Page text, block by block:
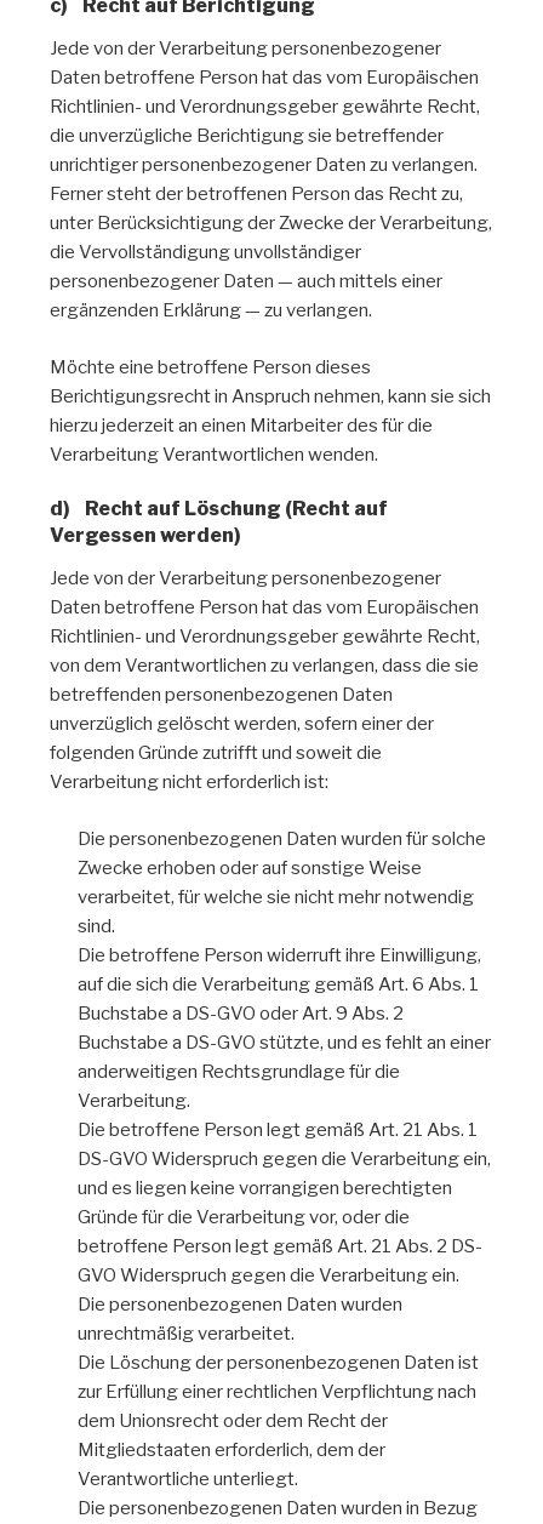
c) Recht auf Berichtigung
Jede von der Verarbeitung personenbezogener
Daten betroffene Person hat das vom Europäischen
Richtlinien- und Verordnungsgeber gewährte Recht,
die unverzügliche Berichtigung sie betreffender
unrichtiger personenbezogener Daten zu verlangen.
Ferner steht der betroffenen Person das Recht zu,
unter Berücksichtigung der Zwecke der Verarbeitung,
die Vervollständigung unvollständiger
personenbezogener Daten — auch mittels einer
ergänzenden Erklärung — zu verlangen.
Möchte eine betroffene Person dieses
Berichtigungsrecht in Anspruch nehmen, kann sie sich
hierzu jederzeit an einen Mitarbeiter des für die
Verarbeitung Verantwortlichen wenden.
d) Recht auf Löschung (Recht auf
Vergessen werden)
Jede von der Verarbeitung personenbezogener
Daten betroffene Person hat das vom Europäischen
Richtlinien- und Verordnungsgeber gewährte Recht,
von dem Verantwortlichen zu verlangen, dass die sie
betreffenden personenbezogenen Daten
unverzüglich gelöscht werden, sofern einer der
folgenden Gründe zutrifft und soweit die
Verarbeitung nicht erforderlich ist:
Die personenbezogenen Daten wurden für solche
Zwecke erhoben oder auf sonstige Weise
verarbeitet, für welche sie nicht mehr notwendig
sind.
Die betroffene Person widerruft ihre Einwilligung,
auf die sich die Verarbeitung gemäß Art. 6 Abs. 1
Buchstabe a DS-GVO oder Art. 9 Abs. 2
Buchstabe a DS-GVO stützte, und es fehlt an einer
anderweitigen Rechtsgrundlage für die
Verarbeitung.
Die betroffene Person legt gemäß Art. 21 Abs. 1
DS-GVO Widerspruch gegen die Verarbeitung ein,
und es liegen keine vorrangigen berechtigten
Gründe für die Verarbeitung vor, oder die
betroffene Person legt gemäß Art. 21 Abs. 2 DS-
GVO Widerspruch gegen die Verarbeitung ein.
Die personenbezogenen Daten wurden
unrechtmäßig verarbeitet.
Die Löschung der personenbezogenen Daten ist
zur Erfüllung einer rechtlichen Verpflichtung nach
dem Unionsrecht oder dem Recht der
Mitgliedstaaten erforderlich, dem der
Verantwortliche unterliegt.
Die personenbezogenen Daten wurden in Bezug